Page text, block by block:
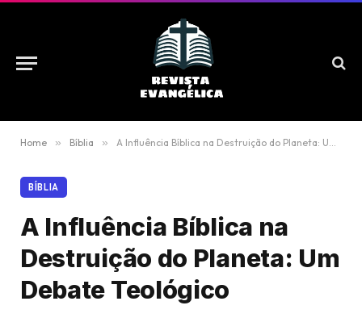
Home » Bíblia » A Influência Bíblica na Destruição do Planeta: Um Debate Teológico
BÍBLIA
A Influência Bíblica na
Destruição do Planeta: Um
Debate Teológico